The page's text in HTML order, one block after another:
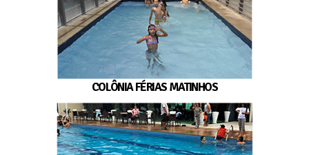
COLÔNIA FÉRIAS MATINHOS